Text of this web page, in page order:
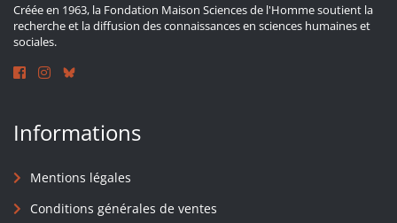
Créée en 1963, la Fondation Maison Sciences de l'Homme soutient la
recherche et la diffusion des connaissances en sciences humaines et
sociales.
Informations
Mentions légales
Conditions générales de ventes